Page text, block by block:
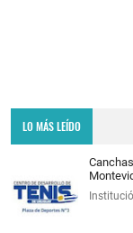
LO MÁS LEÍDO